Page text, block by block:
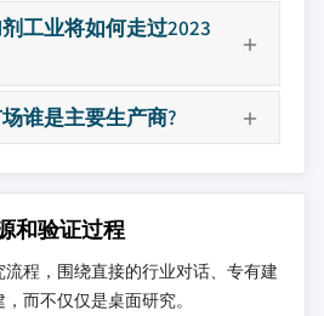
工业将如何走过2023
谁是主要生产商?
和验证过程
程，围绕直接的行业对话、专有建
而不仅仅是桌面研究。